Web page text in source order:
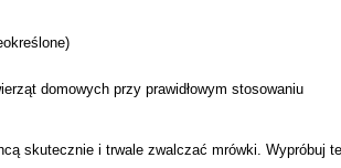
domowych przy prawidłowym stosowaniu
skutecznie i trwale zwalczać mrówki. Wypróbuj